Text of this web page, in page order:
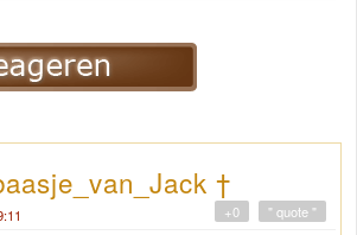
†
" quote "
+0